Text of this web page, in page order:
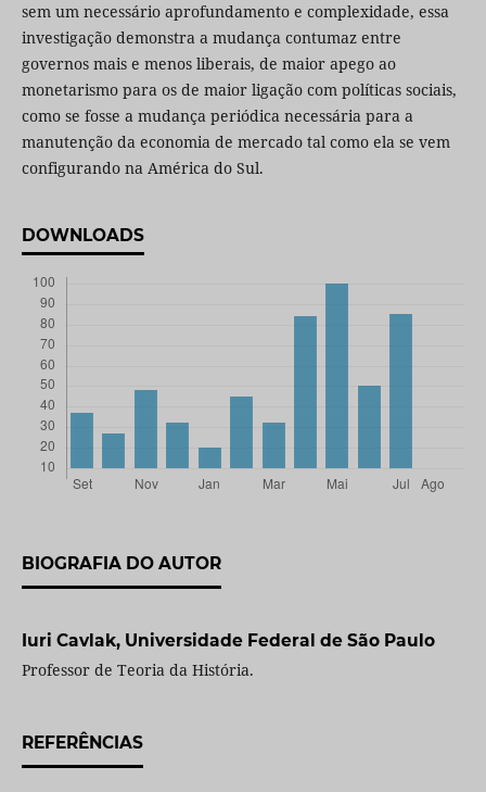
sem um necessário aprofundamento e complexidade, essa
investigação demonstra a mudança contumaz entre
governos mais e menos liberais, de maior apego ao
monetarismo para os de maior ligação com políticas sociais,
como se fosse a mudança periódica necessária para a
manutenção da economia de mercado tal como ela se vem
configurando na América do Sul.
DOWNLOADS
BIOGRAFIA DO AUTOR
Iuri Cavlak, Universidade Federal de São Paulo
Professor de Teoria da História.
REFERÊNCIAS